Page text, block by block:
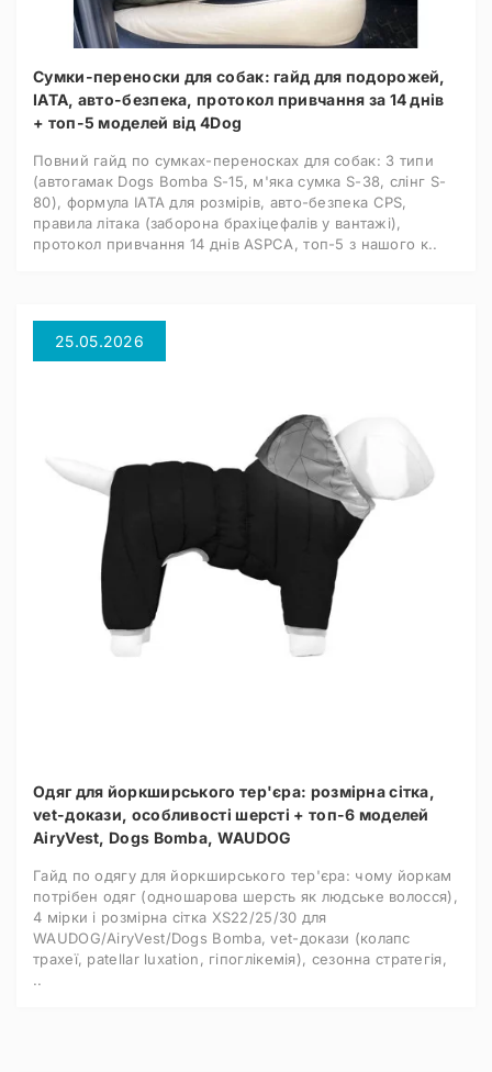
Сумки-переноски для собак: гайд для подорожей,
IATA, авто-безпека, протокол привчання за 14 днів
+ топ-5 моделей від 4Dog
Повний гайд по сумках-переносках для собак: 3 типи
(автогамак Dogs Bomba S-15, м'яка сумка S-38, слінг S-
80), формула IATA для розмірів, авто-безпека CPS,
правила літака (заборона брахіцефалів у вантажі),
протокол привчання 14 днів ASPCA, топ-5 з нашого к..
25.05.2026
Одяг для йоркширського тер'єра: розмірна сітка,
vet-докази, особливості шерсті + топ-6 моделей
AiryVest, Dogs Bomba, WAUDOG
Гайд по одягу для йоркширського тер'єра: чому йоркам
потрібен одяг (одношарова шерсть як людське волосся),
4 мірки і розмірна сітка XS22/25/30 для
WAUDOG/AiryVest/Dogs Bomba, vet-докази (колапс
трахеї, patellar luxation, гіпоглікемія), сезонна стратегія,
..